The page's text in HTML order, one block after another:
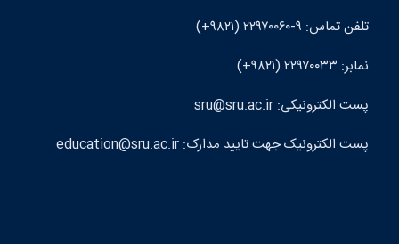
تلفن تماس: ۹-۲۲۹۷۰۰۶۰ (۹۸۲۱+)
نمابر: ۲۲۹۷۰۰۳۳ (۹۸۲۱+)
پست الکترونيکی: sru@sru.ac.ir
پست الکترونيک جهت تایید مدارک: education@sru.ac.ir